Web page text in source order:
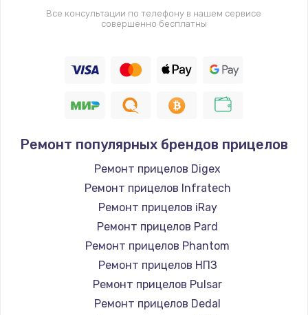
Все консультации по телефону в нашем сервисе
совершенно бесплатны
Ремонт популярных брендов прицелов
Ремонт прицелов Digex
Ремонт прицелов Infratech
Ремонт прицелов iRay
Ремонт прицелов Pard
Ремонт прицелов Phantom
Ремонт прицелов НПЗ
Ремонт прицелов Pulsar
Ремонт прицелов Dedal